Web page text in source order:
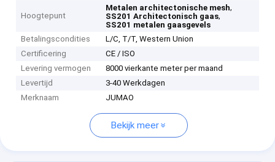
Hoogtepunt
Metalen architectonische mesh,
SS201 Architectonisch gaas,
SS201 metalen gaasgevels
Betalingscondities
L/C, T/T, Western Union
Certificering
CE / ISO
Levering vermogen
8000 vierkante meter per maand
Levertijd
3-40 Werkdagen
Merknaam
JUMAO
Bekijk meer